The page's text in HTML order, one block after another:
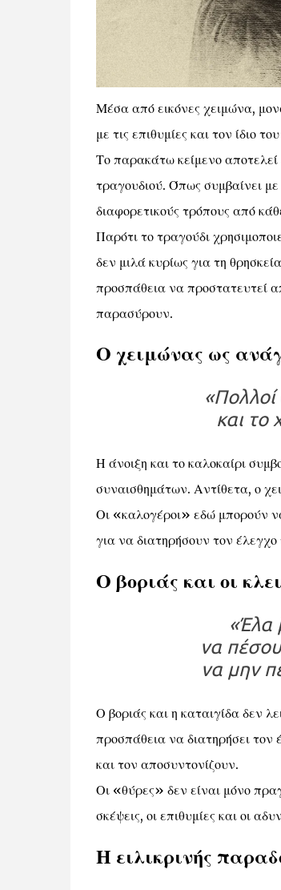
Μέσα από εικόνες χειμώνα,
με τις επιθυμίες και τον ίδιο
Το παρακάτω κείμενο
τραγουδιού. Όπως συμβαίνει
διαφορετικούς τρόπους από
Παρότι το τραγούδι
δεν μιλά κυρίως για τη
προσπάθεια να προστατευτεί
παρασύρουν.
Ο χειμώνας ως
«Πολλοί
και το
Η άνοιξη και το καλοκαίρι
συναισθημάτων. Αντίθετα, ο
Οι «καλογέροι» εδώ μπορούν
για να διατηρήσουν τον
Ο βοριάς και οι
«Έλα
να
να μην
Ο βοριάς και η καταιγίδα δεν
προσπάθεια να διατηρήσει
και τον αποσυντονίζουν.
Οι «θύρες» δεν είναι μόνο
σκέψεις, οι επιθυμίες και οι
Η ειλικρινής